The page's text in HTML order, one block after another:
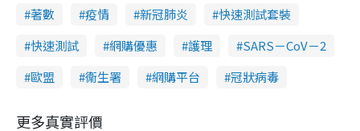
著數 疫情 新冠肺炎
快速測試套裝
快速測試
網購優惠 護理
SARS－CoV－2
歐盟
衞生署 網購平台 冠狀病毒
更多真實評價